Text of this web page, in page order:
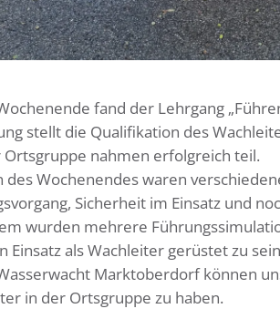
fand der Lehrgang
stellt die Qualifikation des
Ortsgruppe nahmen erfolgreich teil.
des Wochenendes waren
Sicherheit im Einsatz und
wurden mehrere
Einsatz als Wachleiter gerüstet zu
Marktoberdorf können
in der Ortsgruppe zu haben.